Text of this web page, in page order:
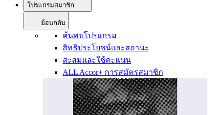
โปรแกรมสมาชิก
ย้อนกลับ
ค้นพบโปรแกรม
สิทธิประโยชน์และสถานะ
สะสมและใช้คะแนน
ALL Accor+ การสมัครสมาชิก